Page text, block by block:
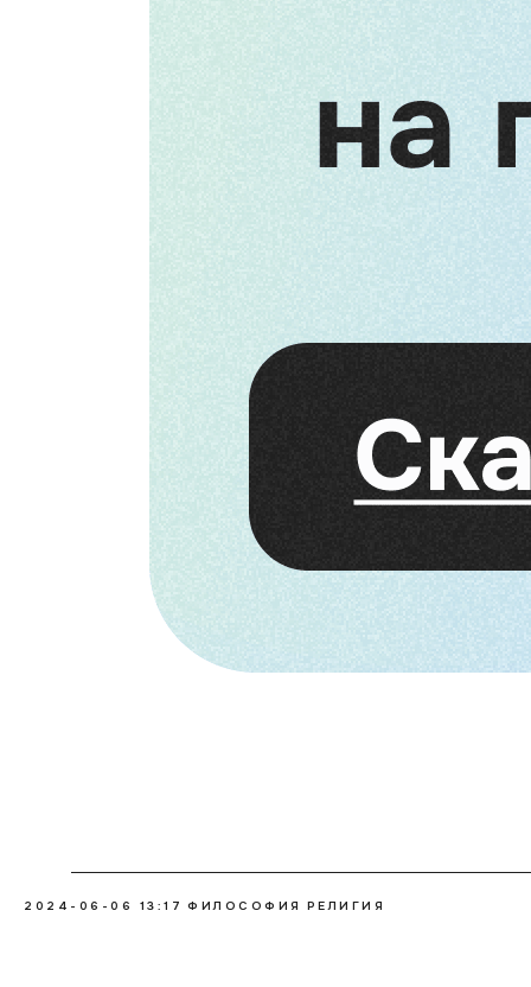
2024-06-06 13:17 ФИЛОСОФИЯ РЕЛИГИЯ